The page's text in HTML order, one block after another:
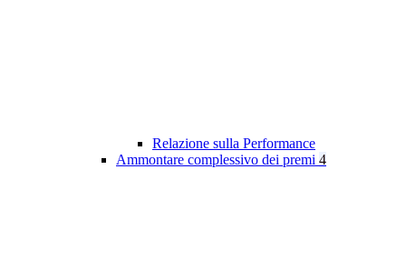
Relazione sulla Performance
Ammontare complessivo dei premi 4